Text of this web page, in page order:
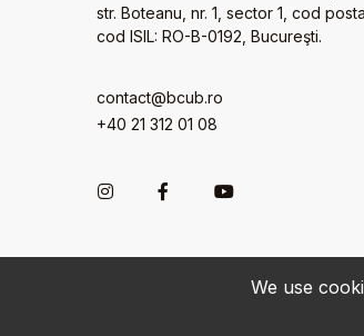
We use
str. Boteanu, nr. 1, sector 1, cod
cod ISIL: RO-B-0192, Bucureşti.
contact@bcub.ro
+40 21 312 01 08